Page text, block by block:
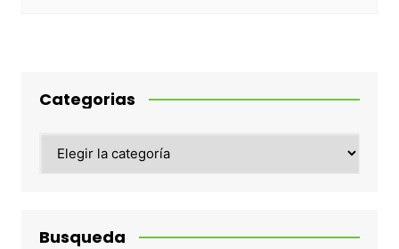
Categorias
Busqueda